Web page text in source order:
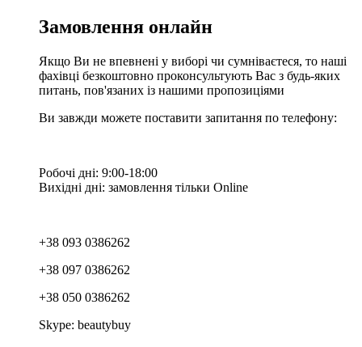
Замовлення онлайн
Якщо Ви не впевнені у виборі чи сумніваєтеся, то наші
фахівці безкоштовно проконсультують Вас з будь-яких
питань, пов'язаних із нашими пропозиціями
Ви завжди можете поставити запитання по телефону:
Робочі дні: 9:00-18:00
Вихідні дні: замовлення тільки Online
+38 093 0386262
+38 097 0386262
+38 050 0386262
Skype: beautybuy